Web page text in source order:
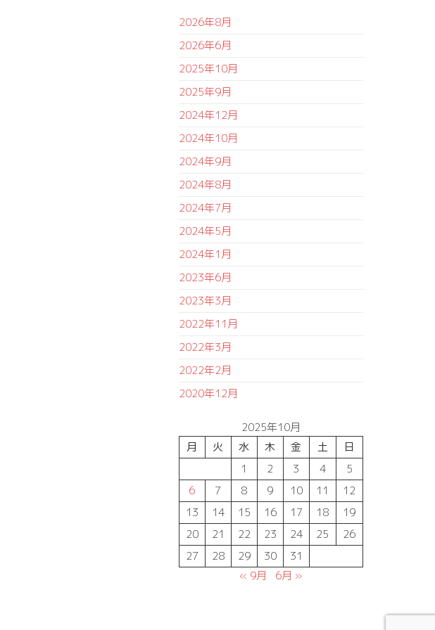
2026年8月
2026年6月
2025年10月
2025年9月
2024年12月
2024年10月
2024年9月
2024年8月
2024年7月
2024年5月
2024年1月
2023年6月
2023年3月
2022年11月
2022年3月
2022年2月
2020年12月
2025年10月
月
火 水 木 金 土
日
1
2 3 4
5
6
7 8 9 10 11
12
13
14 15 16 17 18
19
20
21 22 23 24 25
26
27
28 29 30
31
« 9月
6月 »